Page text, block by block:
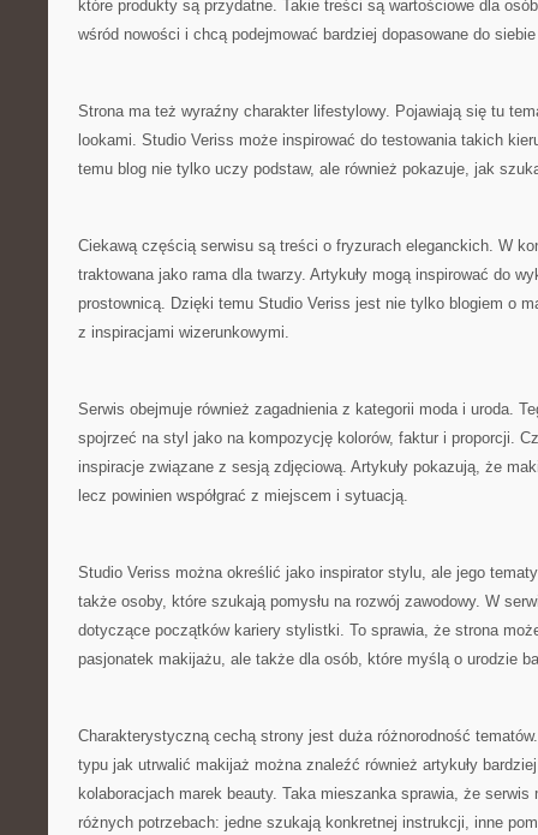
które produkty są przydatne. Takie treści są wartościowe dla
wśród nowości i chcą podejmować bardziej dopasowane do
Strona ma też wyraźny charakter lifestylowy. Pojawiają się tu
lookami. Studio Veriss może inspirować do testowania takich
temu blog nie tylko uczy podstaw, ale również pokazuje, jak
Ciekawą częścią serwisu są treści o fryzurach eleganckich. W
traktowana jako rama dla twarzy. Artykuły mogą inspirować do
prostownicą. Dzięki temu Studio Veriss jest nie tylko blogiem o
z inspiracjami wizerunkowymi.
Serwis obejmuje również zagadnienia z kategorii moda i uroda.
spojrzeć na styl jako na kompozycję kolorów, faktur i proporcji.
inspiracje związane z sesją zdjęciową. Artykuły pokazują, że
lecz powinien współgrać z miejscem i sytuacją.
Studio Veriss można określić jako inspirator stylu, ale jego
także osoby, które szukają pomysłu na rozwój zawodowy. W
dotyczące początków kariery stylistki. To sprawia, że strona
pasjonatek makijażu, ale także dla osób, które myślą o urodzie
Charakterystyczną cechą strony jest duża różnorodność
typu jak utrwalić makijaż można znaleźć również artykuły
kolaboracjach marek beauty. Taka mieszanka sprawia, że
różnych potrzebach: jedne szukają konkretnej instrukcji, inne